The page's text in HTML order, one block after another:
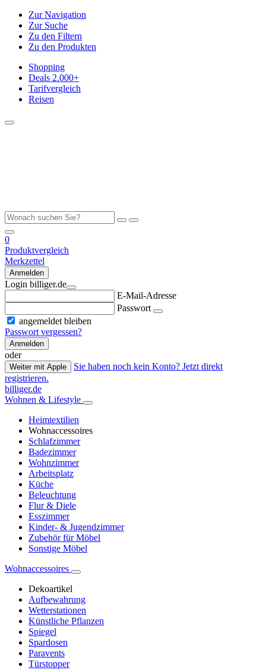
Zur Navigation
Zur Suche
Zu den Filtern
Zu den Produkten
Shopping
Deals 2.000+
Tarifvergleich
Reisen
0
Produktvergleich
Merkzettel
Anmelden
Login billiger.de
E-Mail-Adresse
Passwort
angemeldet bleiben
Passwort vergessen?
Anmelden
oder
Weiter mit Apple
Sie haben noch kein Konto? Jetzt direkt
registrieren.
billiger.de
Wohnen & Lifestyle
Heimtextilien
Wohnaccessoires
Schlafzimmer
Badezimmer
Wohnzimmer
Arbeitsplatz
Küche
Beleuchtung
Flur & Diele
Esszimmer
Kinder- & Jugendzimmer
Zubehör für Möbel
Sonstige Möbel
Wohnaccessoires
Dekoartikel
Aufbewahrung
Wetterstationen
Künstliche Pflanzen
Spiegel
Spardosen
Paravents
Türstopper